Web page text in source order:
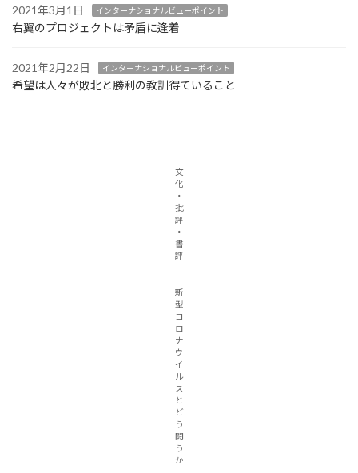
2021年3月1日 インターナショナルビューポイント
右翼のプロジェクトは矛盾に逢着
2021年2月22日 インターナショナルビューポイント
希望は人々が敗北と勝利の教訓得ていること
文
化
・
批
評
・
書
評
新
型
コ
ロ
ナ
ウ
イ
ル
ス
と
ど
う
闘
う
か